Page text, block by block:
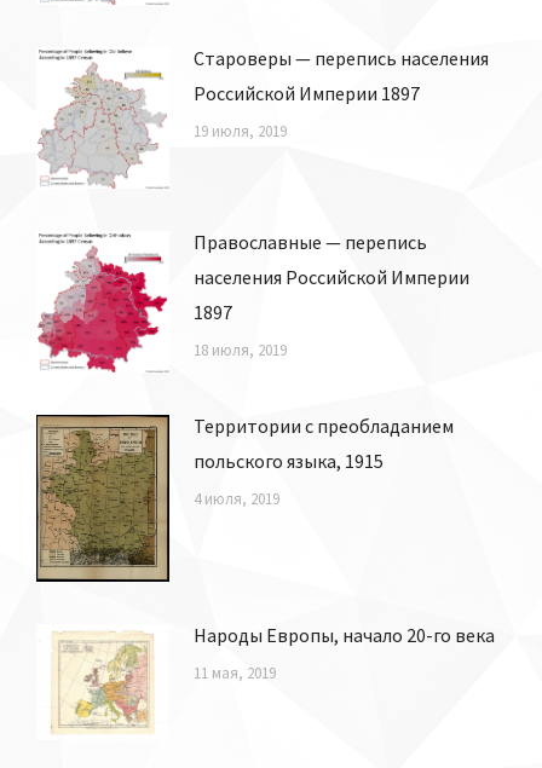
Староверы — перепись населения
Российской Империи 1897
19 июля, 2019
Православные — перепись
населения Российской Империи
1897
18 июля, 2019
Территории с преобладанием
польского языка, 1915
4 июля, 2019
Народы Европы, начало 20-го века
11 мая, 2019